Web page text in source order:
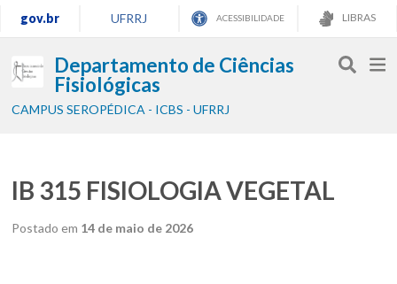
gov.br UFRRJ ACESSIBILIDADE LIBRAS
Departamento de Ciências
Fisiológicas
CAMPUS SEROPÉDICA - ICBS - UFRRJ
IB 315 FISIOLOGIA VEGETAL
Postado em 14 de maio de 2026